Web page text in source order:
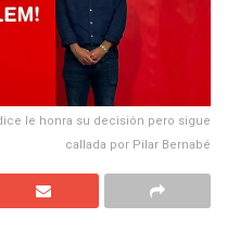
le honra su decisión pero sigue
callada por Pilar Bernabé